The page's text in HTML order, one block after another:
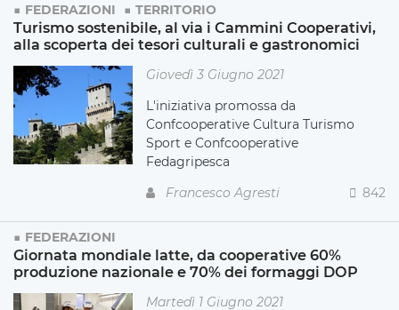
FEDERAZIONI TERRITORIO
Turismo sostenibile, al via i Cammini Cooperativi,
alla scoperta dei tesori culturali e gastronomici
Giovedì 3 Giugno 2021
L'iniziativa promossa da
Confcooperative Cultura Turismo
Sport e Confcooperative
Fedagripesca
Francesco Agresti
842
FEDERAZIONI
Giornata mondiale latte, da cooperative 60%
produzione nazionale e 70% dei formaggi DOP
Martedì 1 Giugno 2021